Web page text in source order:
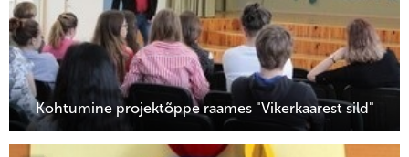
Kohtumine projektõppe raames "Vikerkaarest sild"